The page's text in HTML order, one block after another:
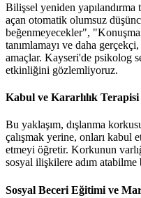
Bilişsel yeniden
açan otomatik olumsuz
beğenmeyecekler",
tanımlamayı ve daha
amaçlar. Kayseri'de psikolog
etkinliğini gözlemliyoruz.
Kabul ve Kararlılık
Bu yaklaşım, dışlanma
çalışmak yerine, onları kabul
etmeyi öğretir. Korkunun
sosyal ilişkilere adım
Sosyal Beceri Eğitimi ve